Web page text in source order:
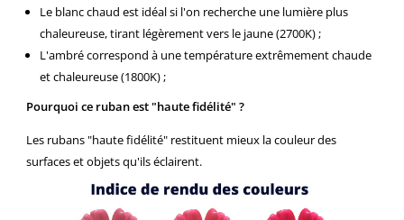
Le blanc chaud est idéal si l'on recherche une lumière plus
chaleureuse, tirant légèrement vers le jaune (2700K) ;
L'ambré correspond à une température extrêmement chaude
et chaleureuse (1800K) ;
Pourquoi ce ruban est "haute fidélité" ?
Les rubans "haute fidélité" restituent mieux la couleur des
surfaces et objets qu'ils éclairent.